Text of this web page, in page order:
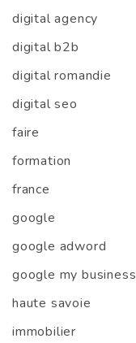
digital agency
digital b2b
digital romandie
digital seo
faire
formation
france
google
google adword
google my business
haute savoie
immobilier